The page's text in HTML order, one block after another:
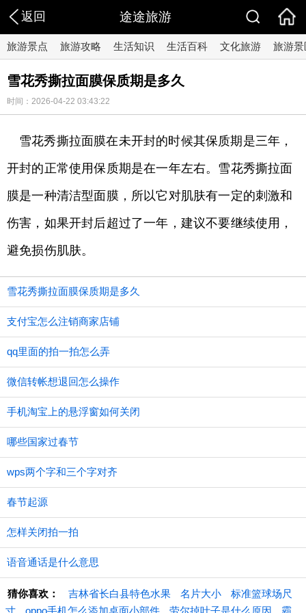
返回 途途旅游
旅游景点 旅游攻略 生活知识 生活百科 文化旅游 旅游景
雪花秀撕拉面膜保质期是多久
时间：2026-04-22 03:43:22
雪花秀撕拉面膜在未开封的时候其保质期是三年，
开封的正常使用保质期是在一年左右。雪花秀撕拉面
膜是一种清洁型面膜，所以它对肌肤有一定的刺激和
伤害，如果开封后超过了一年，建议不要继续使用，
避免损伤肌肤。
雪花秀撕拉面膜保质期是多久
支付宝怎么注销商家店铺
qq里面的拍一拍怎么弄
微信转帐想退回怎么操作
手机淘宝上的悬浮窗如何关闭
哪些国家过春节
wps两个字和三个字对齐
春节起源
怎样关闭拍一拍
语音通话是什么意思
猜你喜欢： 吉林省长白县特色水果 名片大小
标准篮球场尺
寸
oppo手机怎么添加桌面小部件 劳尔掉叶子是什么原因 霸